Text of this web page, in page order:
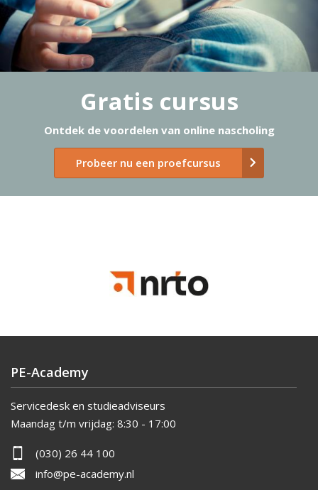
Gratis cursus
Ontdek de voordelen van online nascholing
Probeer nu een proefcursus
PE-Academy
Servicedesk en studieadviseurs
Maandag t/m vrijdag: 8:30 - 17:00
(030) 26 44 100
info@pe-academy.nl